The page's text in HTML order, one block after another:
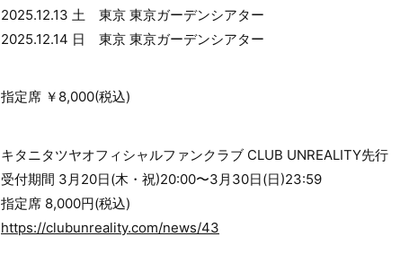
2025.12.13 土 東京 東京ガーデンシアター
2025.12.14 日 東京 東京ガーデンシアター
指定席 ￥8,000(税込)
キタニタツヤオフィシャルファンクラブ CLUB UNREALITY先⾏
受付期間 3⽉20⽇(⽊・祝)20:00〜3⽉30⽇(⽇)23:59
指定席 8,000円(税込)
https://clubunreality.com/news/43